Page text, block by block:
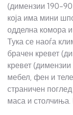
(димензии 190-
која има мини
одделна комора
Тука се наоѓа
брачен кревет
кревет
мебел, фен и
страничен
маса и